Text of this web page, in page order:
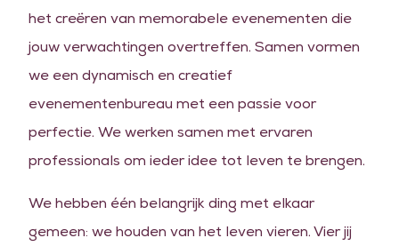
het creëren van memorabele evenementen die
jouw verwachtingen overtreffen. Samen vormen
we een dynamisch en creatief
evenementenbureau met een passie voor
perfectie. We werken samen met ervaren
professionals om ieder idee tot leven te brengen.
We hebben één belangrijk ding met elkaar
gemeen: we houden van het leven vieren. Vier jij